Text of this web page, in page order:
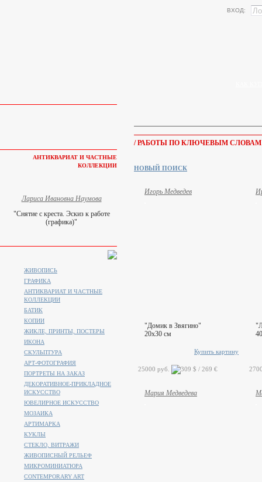
ВХОД:
/ РАБОТЫ ПО КЛЮЧЕВЫМ
НОВЫЙ ПОИСК
Игорь Медведев
"Домик в Звягино"
20x30 см
Купить картину
25000 руб.
Мария Медведева
АНТИКВАРИАТ И ЧАСТНЫЕ
КОЛЛЕКЦИИ
Лариса Ивановна Наумова
"Снятие с креста. Эскиз к работе
(графика)"
ЖИВОПИСЬ
ГРАФИКА
АНТИКВАРИАТ И ЧАСТНЫЕ
КОЛЛЕКЦИИ
БАТИК
КОПИИ
ЖИКЛЕ, ПРИНТЫ, ПОСТЕРЫ
ИКОНА
СКУЛЬПТУРА
АРТ-ФОТОГРАФИЯ
ПОРТРЕТЫ НА ЗАКАЗ
ДЕКОРАТИВНОЕ-ПРИКЛАДНОЕ
ИСКУССТВО
ЮВЕЛИРНОЕ ИСКУССТВО
МОЗАИКА
АРТИМАРКА
КУКЛЫ
СТЕКЛО, ВИТРАЖИ
ЖИВОПИСНЫЙ РЕЛЬЕФ
МИКРОМИНИАТЮРА
CONTEMPORARY ART